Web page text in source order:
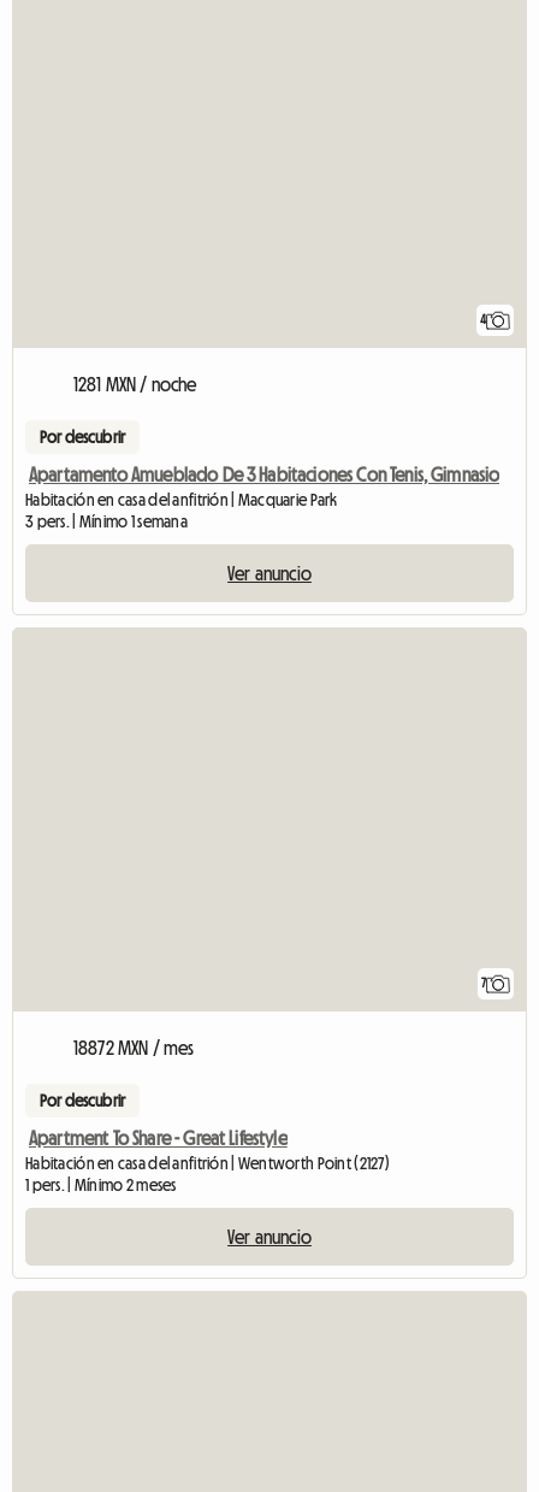
4
1281 MXN / noche
Por descubrir
Apartamento Amueblado De 3 Habitaciones Con Tenis, Gimnasio
Habitación en casa del anfitrión | Macquarie Park
3 pers. | Mínimo 1 semana
Ver anuncio
7
18872 MXN / mes
Por descubrir
Apartment To Share - Great Lifestyle
Habitación en casa del anfitrión | Wentworth Point (2127)
1 pers. | Mínimo 2 meses
Ver anuncio